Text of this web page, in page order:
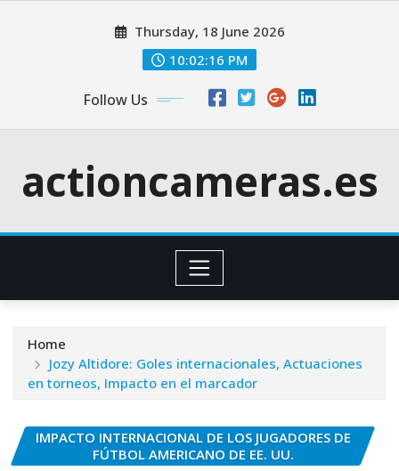
Thursday, 18 June 2026
10:02:17 PM
Follow Us
actioncameras.es
Home
Jozy Altidore: Goles internacionales, Actuaciones
en torneos, Impacto en el marcador
IMPACTO INTERNACIONAL DE LOS JUGADORES DE
FÚTBOL AMERICANO DE EE. UU.